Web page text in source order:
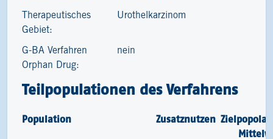
Therapeutisches
Gebiet:
Urothelkarzinom
G-BA Verfahren
Orphan Drug:
nein
Teilpopulationen des Verfahrens
Population Zusatznutzen